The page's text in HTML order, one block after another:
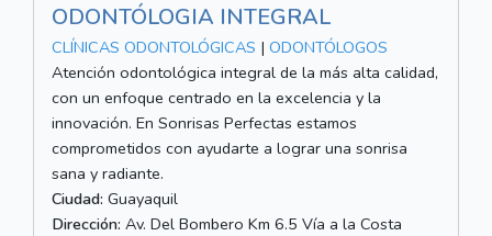
ODONTÓLOGIA INTEGRAL
CLÍNICAS ODONTOLÓGICAS | ODONTÓLOGOS
Atención odontológica integral de la más alta calidad,
con un enfoque centrado en la excelencia y la
innovación. En Sonrisas Perfectas estamos
comprometidos con ayudarte a lograr una sonrisa
sana y radiante.
Ciudad: Guayaquil
Dirección: Av. Del Bombero Km 6.5 Vía a la Costa